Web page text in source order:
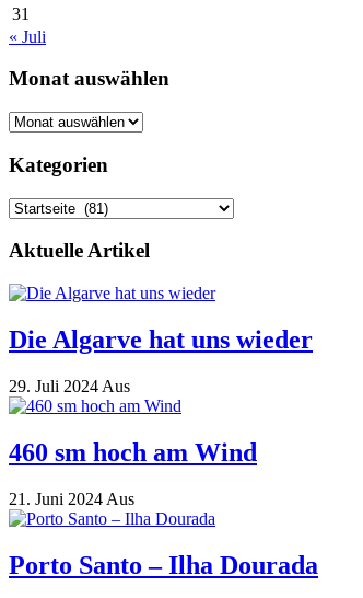
31
« Juli
Monat auswählen
Monat
Kategorien
Kategorien
Aktuelle Artikel
Die Algarve hat uns wieder
29. Juli 2024 Aus
460 sm hoch am Wind
21. Juni 2024 Aus
Porto Santo – Ilha Dourada